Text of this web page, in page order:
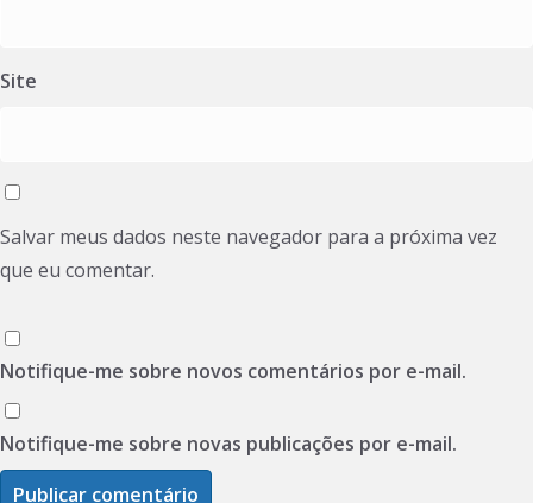
Site
Salvar meus dados neste navegador para a próxima vez
que eu comentar.
Notifique-me sobre novos comentários por e-mail.
Notifique-me sobre novas publicações por e-mail.